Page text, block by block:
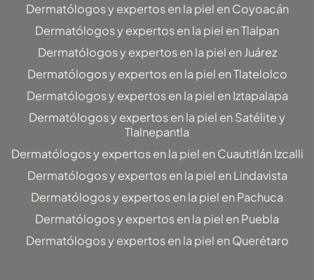
Dermatólogos y expertos en la piel en Coyoacán
Dermatólogos y expertos en la piel en Tlalpan
Dermatólogos y expertos en la piel en Juárez
Dermatólogos y expertos en la piel en Tlatelolco
Dermatólogos y expertos en la piel en Iztapalapa
Dermatólogos y expertos en la piel en Satélite y
Tlalnepantla
Dermatólogos y expertos en la piel en Cuautitlán Izcalli
Dermatólogos y expertos en la piel en Lindavista
Dermatólogos y expertos en la piel en Pachuca
Dermatólogos y expertos en la piel en Puebla
Dermatólogos y expertos en la piel en Querétaro